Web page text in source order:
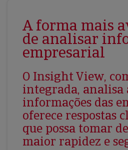
A forma mais
de analisar
empresarial
O Insight View,
integrada, analisa
informações das
oferece respostas
que possa tomar
maior rapidez e